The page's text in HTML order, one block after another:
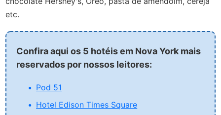
etc.
Confira aqui os 5 hotéis em Nova York mais
reservados por nossos leitores:
Pod 51
Hotel Edison Times Square